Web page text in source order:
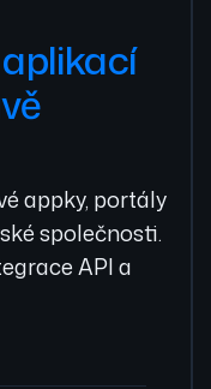
appky, portály
společnosti.
API a